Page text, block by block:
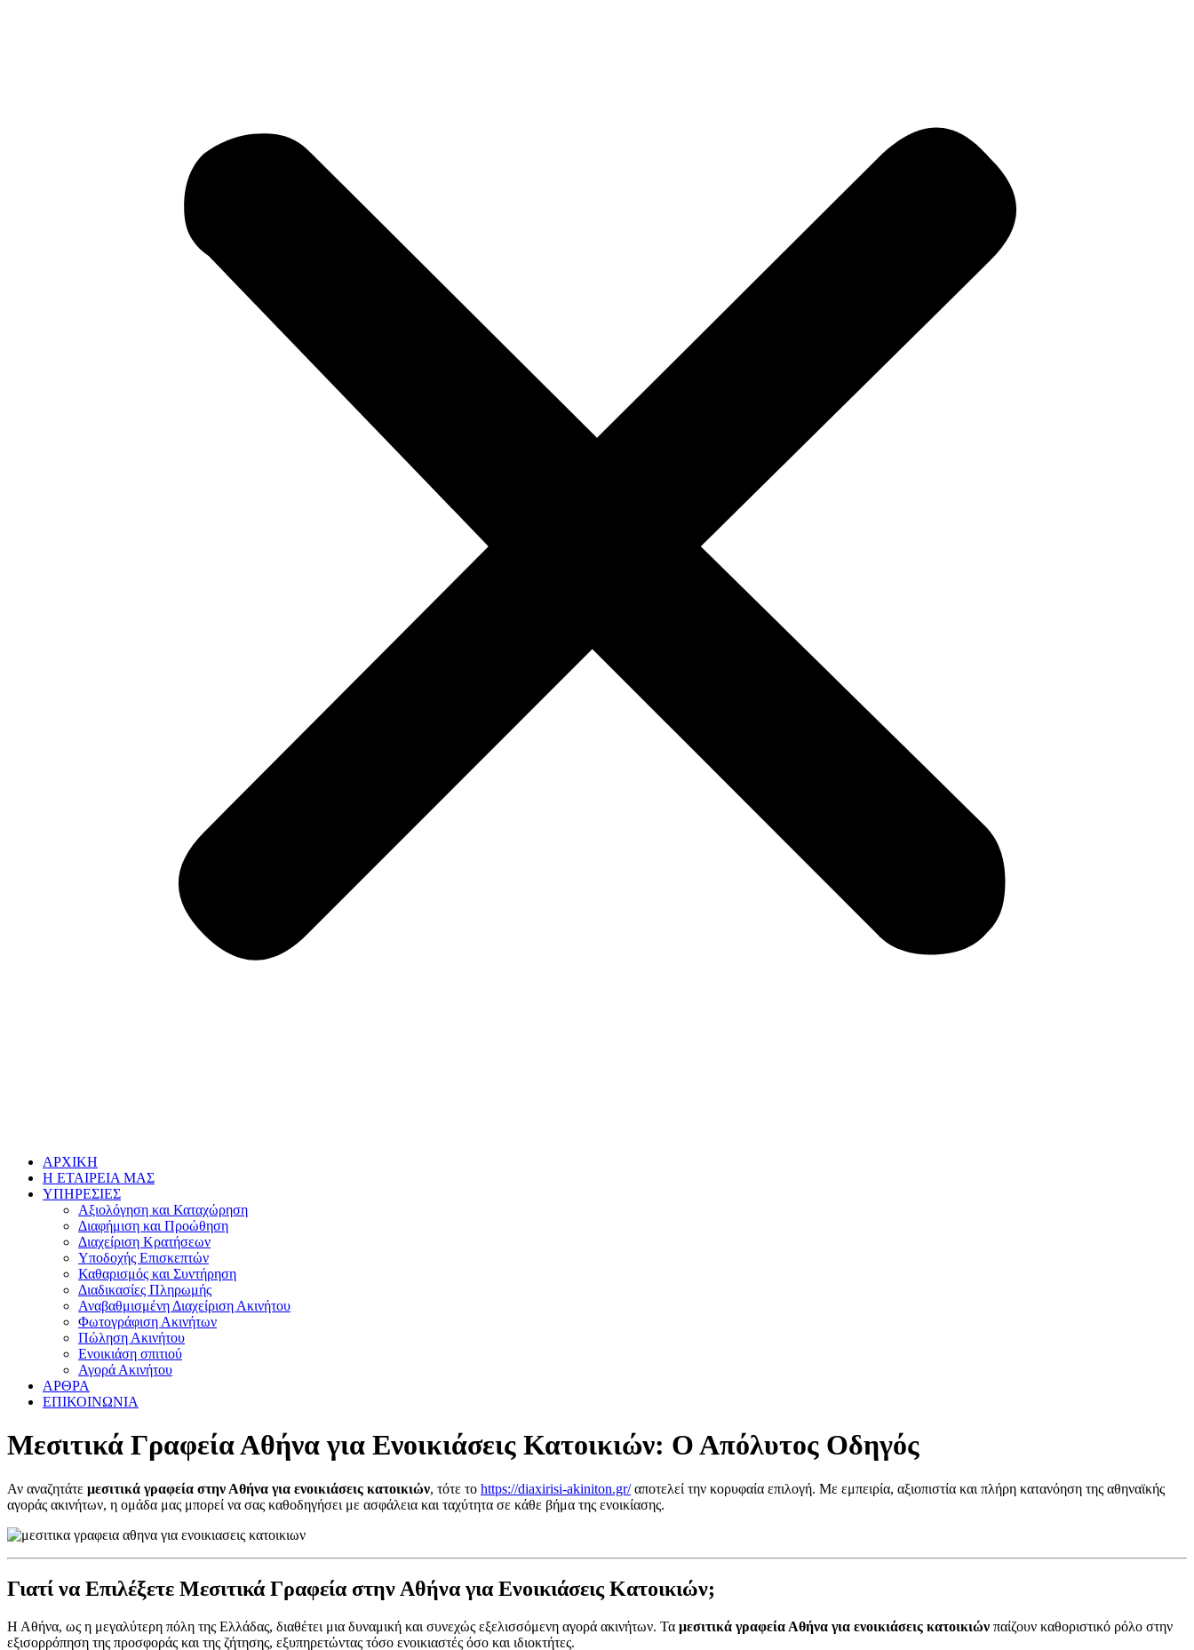
ΑΡΧΙΚΗ
Η ΕΤΑΙΡΕΙΑ ΜΑΣ
ΥΠΗΡΕΣΙΕΣ
Αξιολόγηση και Καταχώρηση
Διαφήμιση και Προώθηση
Διαχείριση Κρατήσεων
Υποδοχής Επισκεπτών
Καθαρισμός και Συντήρηση
Διαδικασίες Πληρωμής
Αναβαθμισμένη Διαχείριση Ακινήτου
Φωτογράφιση Ακινήτων
Πώληση Ακινήτου
Ενοικιάση σπιτιού
Αγορά Ακινήτου
ΑΡΘΡΑ
ΕΠΙΚΟΙΝΩΝΙΑ
Μεσιτικά Γραφεία Αθήνα για Ενοικιάσεις Κατοικιών: Ο Απόλυτος Οδηγός
Αν αναζητάτε μεσιτικά γραφεία στην Αθήνα για ενοικιάσεις κατοικιών, τότε το https://diaxirisi-akiniton.gr/αποτελεί την κορυφαία επιλογή. Με εμπειρία, αξιοπιστία και πλήρη κατανόηση της αθηναϊκής
αγοράς ακινήτων, η ομάδα μας μπορεί να σας καθοδηγήσει με ασφάλεια και ταχύτητα σε κάθε βήμα της ενοικίασης.
Γιατί να Επιλέξετε Μεσιτικά Γραφεία στην Αθήνα για Ενοικιάσεις Κατοικιών;
Η Αθήνα, ως η μεγαλύτερη πόλη της Ελλάδας, διαθέτει μια δυναμική και συνεχώς εξελισσόμενη αγορά ακινήτων. Τα μεσιτικά γραφεία Αθήνα για ενοικιάσεις κατοικιών παίζουν καθοριστικό ρόλο στην
εξισορρόπηση της προσφοράς και της ζήτησης, εξυπηρετώντας τόσο ενοικιαστές όσο και ιδιοκτήτες.